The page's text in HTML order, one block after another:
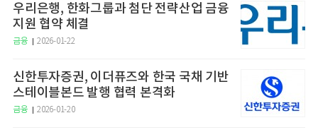
우리은행, 한화그룹과 첨단 전략산업 금융
지원 협약 체결
금융 2026-01-22
신한투자증권, 이더퓨즈와 한국 국채 기반
스테이블본드 발행 협력 본격화
금융 2026-01-20